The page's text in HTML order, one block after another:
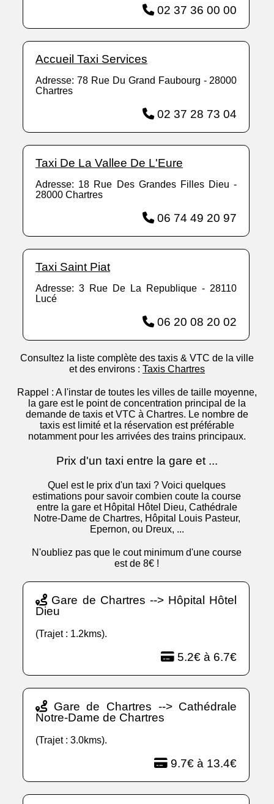
02 37 36 00 00
Accueil Taxi Services
Adresse: 78 Rue Du Grand Faubourg - 28000
Chartres
02 37 28 73 04
Taxi De La Vallee De L'Eure
Adresse: 18 Rue Des Grandes Filles Dieu -
28000 Chartres
06 74 49 20 97
Taxi Saint Piat
Adresse: 3 Rue De La Republique - 28110
Lucé
06 20 08 20 02
Consultez la liste complète des taxis & VTC de la ville
et des environs : Taxis Chartres
Rappel : A l'instar de toutes les villes de taille moyenne,
la gare est le point de concentration principal de la
demande de taxis et VTC à Chartres. Le nombre de
taxis est limité et la réservation est préférable
notamment pour les arrivées des trains principaux.
Prix d'un taxi entre la gare et ...
Quel est le prix d'un taxi ? Voici quelques
estimations pour savoir combien coute la course
entre la gare et Hôpital Hôtel Dieu, Cathédrale
Notre-Dame de Chartres, Hôpital Louis Pasteur,
Epernon, ou Dreux, ...
N'oubliez pas que le cout minimum d'une course
est de 8€ !
Gare de Chartres --> Hôpital Hôtel
Dieu
(Trajet : 1.2kms).
5.2€ à 6.7€
Gare de Chartres --> Cathédrale
Notre-Dame de Chartres
(Trajet : 3.0kms).
9.7€ à 13.4€